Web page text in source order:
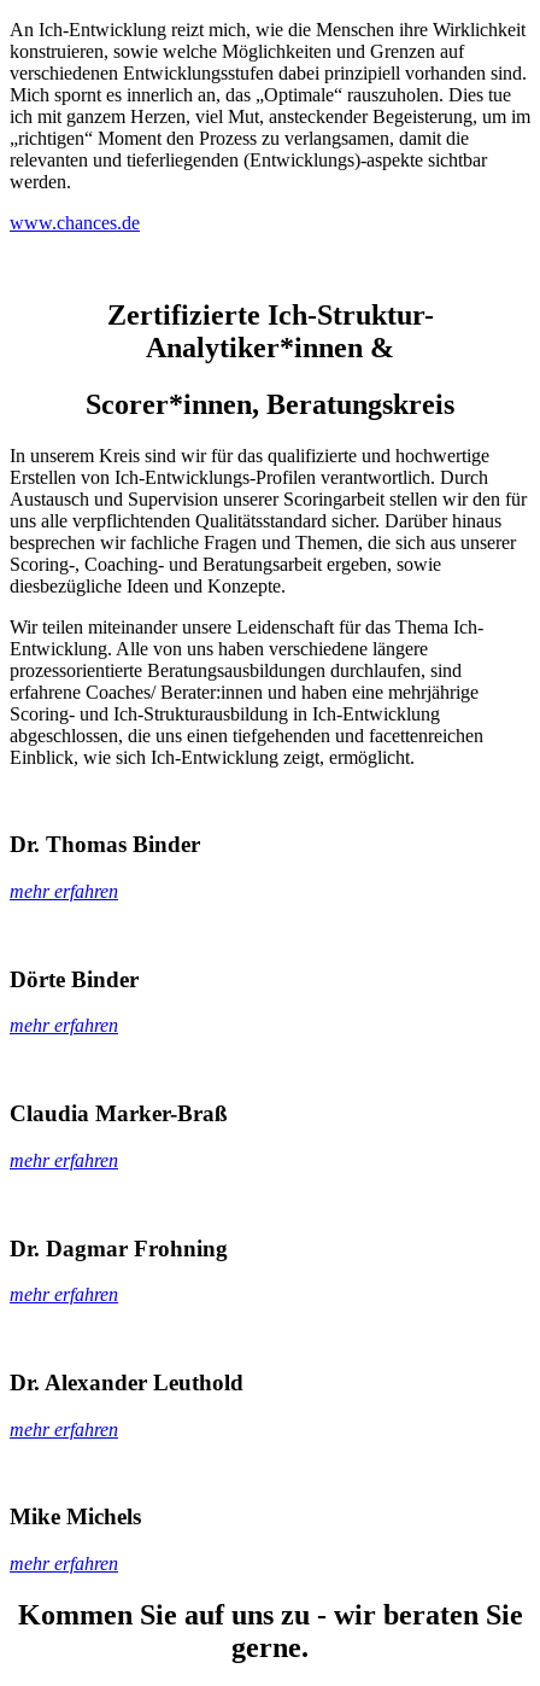
An Ich-Entwicklung reizt mich, wie die Menschen ihre Wirklichkeit
konstruieren, sowie welche Möglichkeiten und Grenzen auf
verschiedenen Entwicklungsstufen dabei prinzipiell vorhanden sind.
Mich spornt es innerlich an, das „Optimale“ rauszuholen. Dies tue
ich mit ganzem Herzen, viel Mut, ansteckender Begeisterung, um im
„richtigen“ Moment den Prozess zu verlangsamen, damit die
relevanten und tieferliegenden (Entwicklungs)-aspekte sichtbar
werden.
www.chances.de
Zertifizierte Ich-Struktur-
Analytiker*innen &
Scorer*innen, Beratungskreis
In unserem Kreis sind wir für das qualifizierte und hochwertige
Erstellen von Ich-Entwicklungs-Profilen verantwortlich. Durch
Austausch und Supervision unserer Scoringarbeit stellen wir den für
uns alle verpflichtenden Qualitätsstandard sicher. Darüber hinaus
besprechen wir fachliche Fragen und Themen, die sich aus unserer
Scoring-, Coaching- und Beratungsarbeit ergeben, sowie
diesbezügliche Ideen und Konzepte.
Wir teilen miteinander unsere Leidenschaft für das Thema Ich-
Entwicklung. Alle von uns haben verschiedene längere
prozessorientierte Beratungsausbildungen durchlaufen, sind
erfahrene Coaches/ Berater:innen und haben eine mehrjährige
Scoring- und Ich-Strukturausbildung in Ich-Entwicklung
abgeschlossen, die uns einen tiefgehenden und facettenreichen
Einblick, wie sich Ich-Entwicklung zeigt, ermöglicht.
Dr. Thomas Binder
mehr erfahren
Dörte Binder
mehr erfahren
Claudia Marker-Braß
mehr erfahren
Dr. Dagmar Frohning
mehr erfahren
Dr. Alexander Leuthold
mehr erfahren
Mike Michels
mehr erfahren
Kommen Sie auf uns zu - wir beraten Sie
gerne.